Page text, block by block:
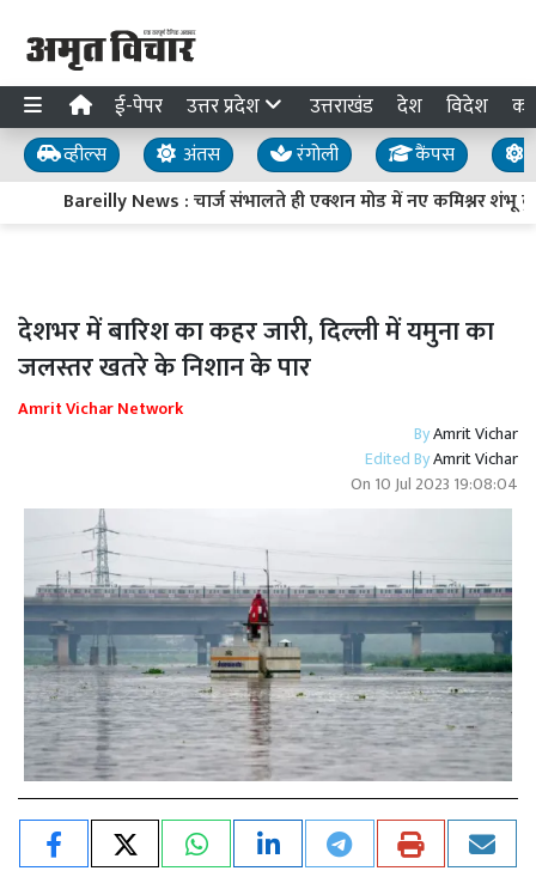
ई-पेपर उत्तर प्रदेश उत्तराखंड देश विदेश
व्हील्स अंतस रंगोली कैंपस
Bareilly News : चार्ज संभालते ही एक्शन मोड में नए कमिश्नर शंभू
देशभर में बारिश का कहर जारी, दिल्ली में यमुना का
जलस्तर खतरे के निशान के पार
Amrit Vichar Network
ByAmrit Vichar
Edited ByAmrit Vichar
On 10 Jul 2023 19:08:04